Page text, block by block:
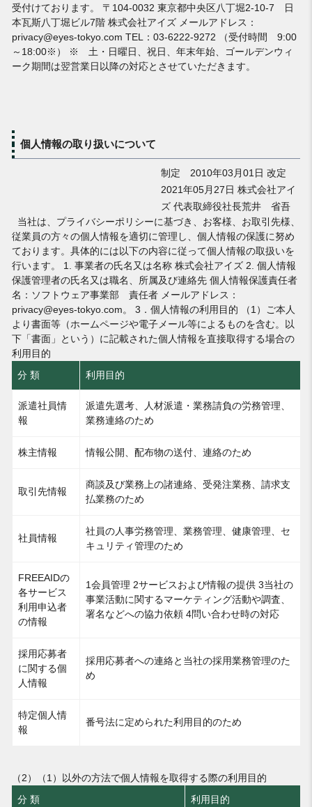
受付けております。 〒104-0032 東京都中央区八丁堀2-10-7 日
本瓦斯八丁堀ビル7階 株式会社アイズ メールアドレス：
privacy@eyes-tokyo.com TEL：03-6222-9272 （受付時間 9:00
～18:00※） ※ 土・日曜日、祝日、年末年始、ゴールデンウィ
ーク期間は翌営業日以降の対応とさせていただきます。
個人情報の取り扱いについて
制定 2010年03月01日 改定
2021年05月27日 株式会社アイ
ズ 代表取締役社長荒井 省吾
当社は、プライバシーポリシーに基づき、お客様、お取引先様、
従業員の方々の個人情報を適切に管理し、個人情報の保護に努め
ております。具体的には以下の内容に従って個人情報の取扱いを
行います。 1. 事業者の氏名又は名称 株式会社アイズ 2. 個人情報
保護管理者の氏名又は職名、所属及び連絡先 個人情報保護責任者
名：ソフトウェア事業部 責任者 メールアドレス：
privacy@eyes-tokyo.com。 3．個人情報の利用目的 （1）ご本人
より書面等（ホームページや電子メール等によるものを含む。以
下「書面」という）に記載された個人情報を直接取得する場合の
利用目的
分 類
利用目的
派遣社員情
報
派遣先選考、人材派遣・業務請負の労務管理、
業務連絡のため
株主情報 情報公開、配布物の送付、連絡のため
取引先情報
商談及び業務上の諸連絡、受発注業務、請求支
払業務のため
社員情報
社員の人事労務管理、業務管理、健康管理、セ
キュリティ管理のため
FREEAIDの
各サービス
利用申込者
の情報
1会員管理 2サービスおよび情報の提供 3当社の
事業活動に関するマーケティング活動や調査、
署名などへの協力依頼 4問い合わせ時の対応
採用応募者
に関する個
人情報
採用応募者への連絡と当社の採用業務管理のた
め
特定個人情
報
番号法に定められた利用目的のため
（2）（1）以外の方法で個人情報を取得する際の利用目的
分 類
利用目的